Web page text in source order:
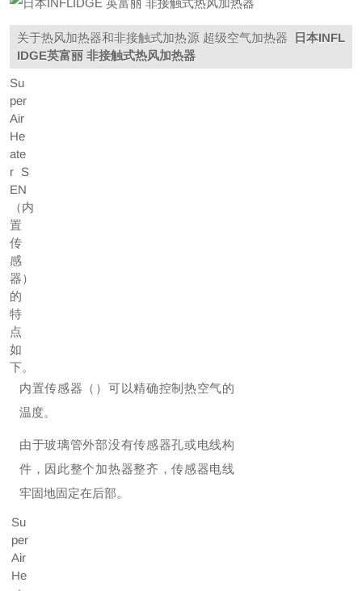
关于热风加热器和非接触式加热源 超级空气加热器 日本INFL
IDGE英富丽 非接触式热风加热器
Su
per
Air
He
ate
r S
EN
（内
置
传
感
器）
的
特
点
如
下。
内置传感器（）可以精确控制热空气的
温度。
由于玻璃管外部没有传感器孔或电线构
件，因此整个加热器整齐，传感器电线
牢固地固定在后部。
Su
per
Air
He